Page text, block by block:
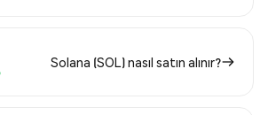
Solana (SOL) nasıl satın alınır?